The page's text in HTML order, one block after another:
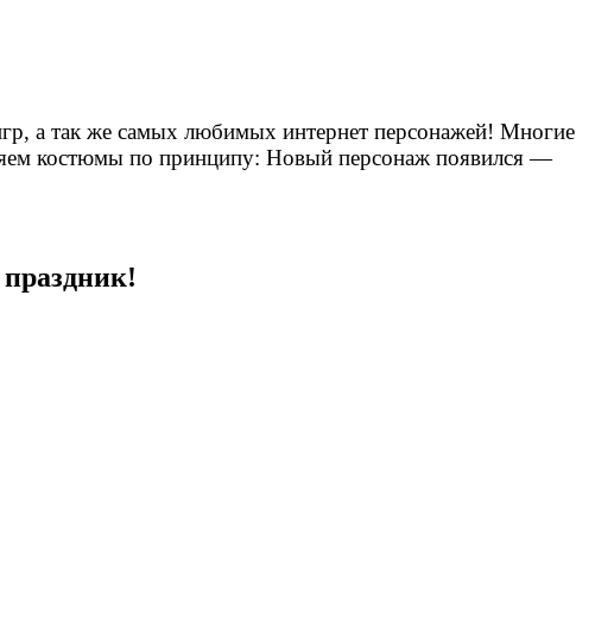
а так же самых любимых интернет персонажей! Многие
костюмы по принципу: Новый персонаж появился —